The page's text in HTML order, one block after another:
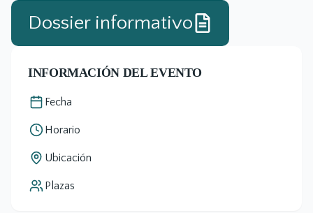
Dossier informativo
INFORMACIÓN DEL EVENTO
Fecha
Horario
Ubicación
Plazas